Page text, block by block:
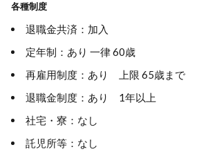
各種制度
退職金共済：加入
定年制：あり 一律 60歳
再雇用制度：あり 上限 65歳まで
退職金制度：あり 1年以上
社宅・寮：なし
託児所等：なし